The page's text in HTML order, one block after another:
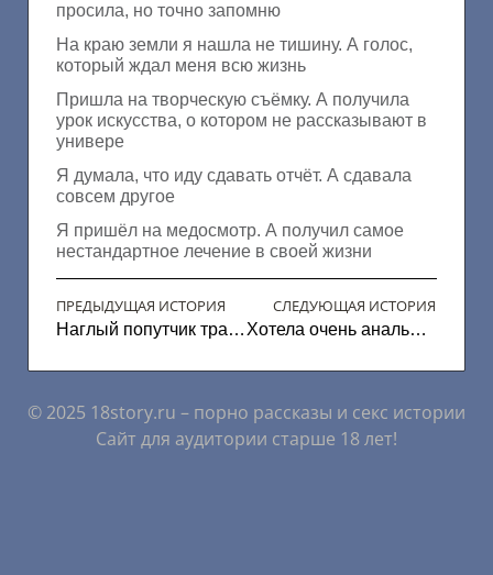
просила, но точно запомню
На краю земли я нашла не тишину. А голос,
который ждал меня всю жизнь
Пришла на творческую съёмку. А получила
урок искусства, о котором не рассказывают в
универе
Я думала, что иду сдавать отчёт. А сдавала
совсем другое
Я пришёл на медосмотр. А получил самое
нестандартное лечение в своей жизни
ПРЕДЫДУЩАЯ ИСТОРИЯ
Наглый попутчик трахнул
СЛЕДУЮЩАЯ ИСТОРИЯ
Хотела очень анального проникновения
© 2025 18story.ru – порно рассказы и секс истории
Сайт для аудитории старше 18 лет!